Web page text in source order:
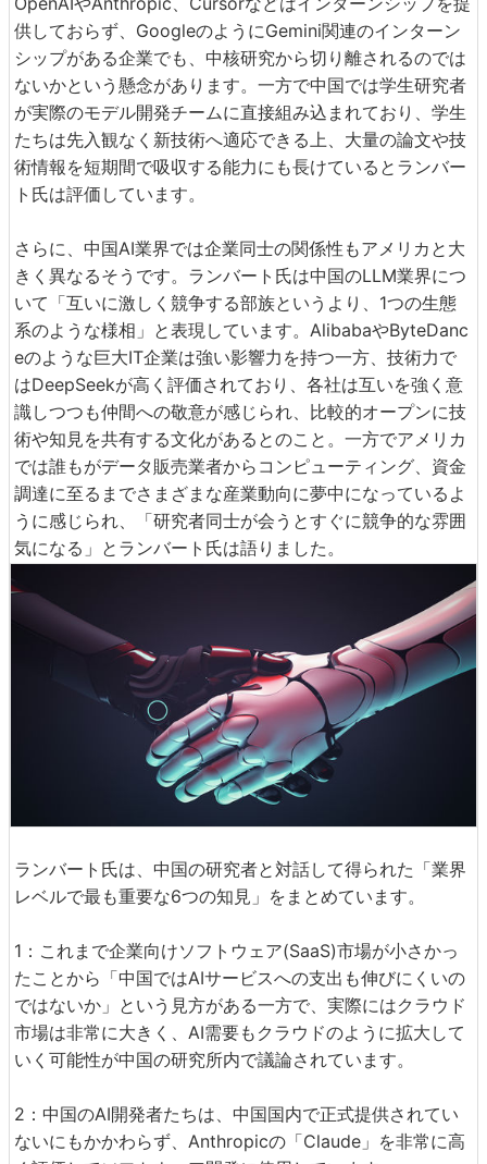
供しておらず、GoogleのようにGemini関連のインターン
シップがある企業でも、中核研究から切り離されるのでは
ないかという懸念があります。一方で中国では学生研究者
が実際のモデル開発チームに直接組み込まれており、学生
たちは先入観なく新技術へ適応できる上、大量の論文や技
術情報を短期間で吸収する能力にも長けているとランバー
ト氏は評価しています。
さらに、中国AI業界では企業同士の関係性もアメリカと大
きく異なるそうです。ランバート氏は中国のLLM業界につ
いて「互いに激しく競争する部族というより、1つの生態
系のような様相」と表現しています。AlibabaやByteDanc
eのような巨大IT企業は強い影響力を持つ一方、技術力で
はDeepSeekが高く評価されており、各社は互いを強く意
識しつつも仲間への敬意が感じられ、比較的オープンに技
術や知見を共有する文化があるとのこと。一方でアメリカ
では誰もがデータ販売業者からコンピューティング、資金
調達に至るまでさまざまな産業動向に夢中になっているよ
うに感じられ、「研究者同士が会うとすぐに競争的な雰囲
気になる」とランバート氏は語りました。
ランバート氏は、中国の研究者と対話して得られた「業界
レベルで最も重要な6つの知見」をまとめています。
1：これまで企業向けソフトウェア(SaaS)市場が小さかっ
たことから「中国ではAIサービスへの支出も伸びにくいの
ではないか」という見方がある一方で、実際にはクラウド
市場は非常に大きく、AI需要もクラウドのように拡大して
いく可能性が中国の研究所内で議論されています。
2：中国のAI開発者たちは、中国国内で正式提供されてい
ないにもかかわらず、Anthropicの「Claude」を非常に高